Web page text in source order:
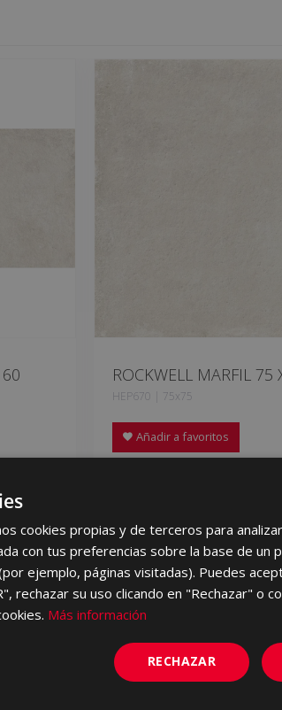
ROCKWELL MARFIL 75
HEP670 | 75x75
Añadir a favoritos
cookies propias y de terceros para
con tus preferencias sobre la base de un
ejemplo, páginas visitadas). Puedes
rechazar su uso clicando en "Rechazar" o
Más información
RECHAZAR